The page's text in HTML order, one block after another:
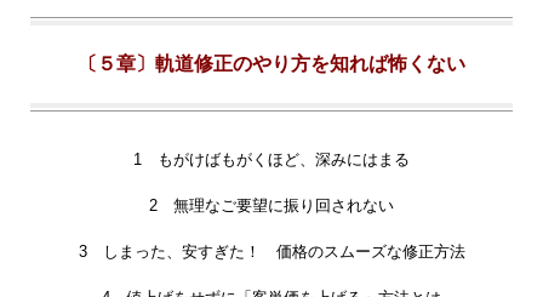
〔５章〕軌道修正のやり方を知れば怖くない
1 もがけばもがくほど、深みにはまる
2 無理なご要望に振り回されない
3 しまった、安すぎた！ 価格のスムーズな修正方法